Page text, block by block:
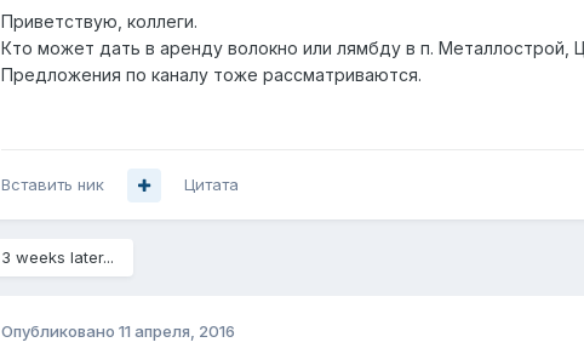
Приветствую, коллеги.
Кто может дать в аренду волокно или лямбду в п. Металлострой,
Предложения по каналу тоже рассматриваются.
Вставить ник Цитата
3 weeks later...
Опубликовано 11 апреля, 2016